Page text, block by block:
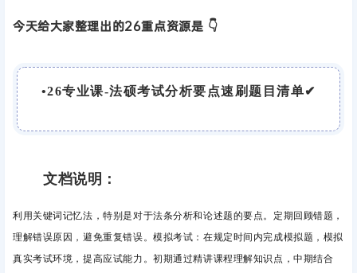
今天给大家整理出的26重点资源是 👇
•26专业课-法硕考试分析要点速刷题目清单✔
文档说明：
利用关键词记忆法，特别是对于法条分析和论述题的要点。定期回顾错题，
理解错误原因，避免重复错误。模拟考试 ：在规定时间内完成模拟题，模拟
真实考试环境，提高应试能力。初期通过精讲课程理解知识点，中期结合